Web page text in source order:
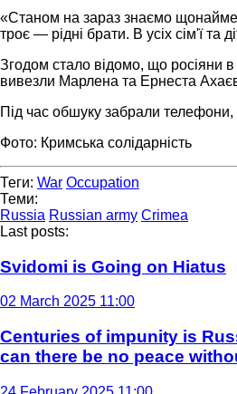
«Станом на зараз знаємо
троє — рідні брати. В усіх сім'ї та
Згодом стало відомо, що росіяни
вивезли Марлена та Ернеста
Під час обшуку забрали
Фото: Кримська солідарність
Теги: War Occupation
Теми:
Russia Russian army Crimea
Last posts:
Svidomi is Going on Hiatus
02 March 2025 11:00
Centuries of impunity is
can there be no peace